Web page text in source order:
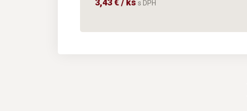
3,43 € / ks s DPH